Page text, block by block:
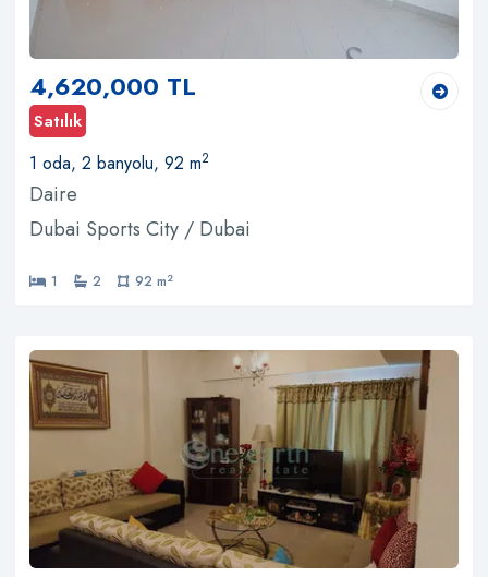
4,620,000 TL
Satılık
1 oda, 2 banyolu, 92 m2
Daire
Dubai Sports City / Dubai
1 2 92 m2